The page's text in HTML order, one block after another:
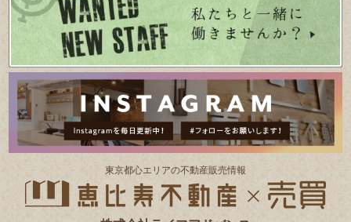
東京都⼼エリアの不動産販売情報